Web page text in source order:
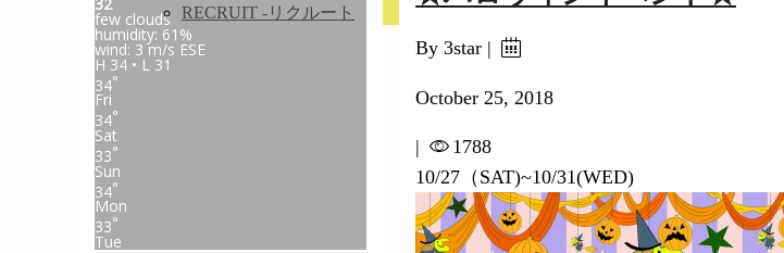
RECRUIT -リクルート
few clouds
humidity: 61%
wind: 3 m/s ESE
H 34 • L 31
34°
Fri
34°
Sat
33°
Sun
34°
Mon
33°
Tue
By 3star |
October 25, 2018
|
1788
10/27（SAT)~10/31(WED)